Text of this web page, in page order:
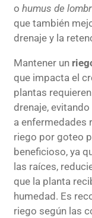
o humus de
que también
drenaje y la
Mantener un
que impacta el
plantas
drenaje,
a enfermedades
riego por goteo
beneficioso, ya
las raíces,
que la planta
humedad. Es
riego según las